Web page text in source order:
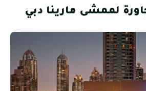
لممشى مارينا دبي